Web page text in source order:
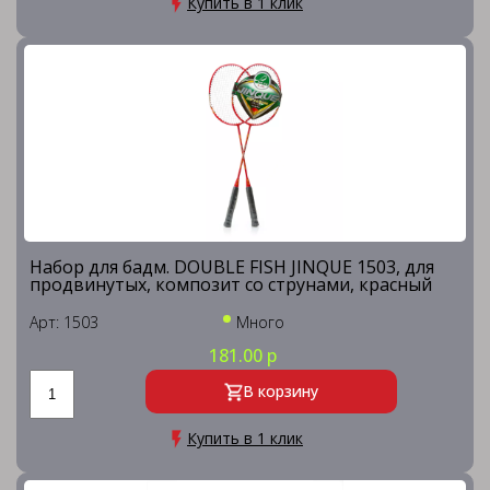
Набор для бадм. DOUBLE FISH JINQUE 1503, для
продвинутых, композит со струнами, красный
Арт: 1503 Много
181.00 р
В корзину
Купить в 1 клик